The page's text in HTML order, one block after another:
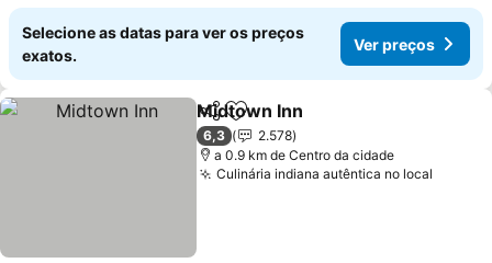
Selecione as datas para ver os preços
exatos.
Ver preços
PartilharAdicionar aos favoritos
Midtown Inn
6,3
2.578
a 0.9 km de Centro da cidade
Culinária indiana autêntica no local